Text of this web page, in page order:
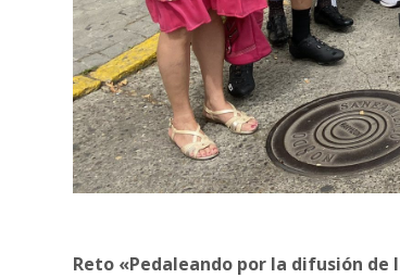
Reto «Pedaleando por la difusión de